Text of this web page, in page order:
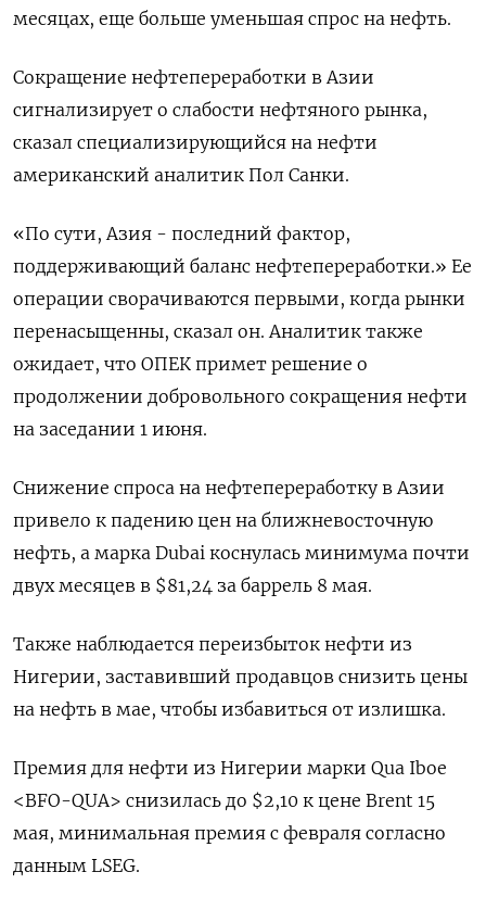
месяцах, еще больше уменьшая спрос на нефть.
Сокращение нефтепереработки в Азии
сигнализирует о слабости нефтяного рынка,
сказал специализирующийся на нефти
американский аналитик Пол Санки.
«По сути, Азия - последний фактор,
поддерживающий баланс нефтепереработки.» Ее
операции сворачиваются первыми, когда рынки
перенасыщенны, сказал он. Аналитик также
ожидает, что ОПЕК примет решение о
продолжении добровольного сокращения нефти
на заседании 1 июня.
Снижение спроса на нефтепереработку в Азии
привело к падению цен на ближневосточную
нефть, а марка Dubai коснулась минимума почти
двух месяцев в $81,24 за баррель 8 мая.
Также наблюдается переизбыток нефти из
Нигерии, заставивший продавцов снизить цены
на нефть в мае, чтобы избавиться от излишка.
Премия для нефти из Нигерии марки Qua Iboe
<BFO-QUA> снизилась до $2,10 к цене Brent 15
мая, минимальная премия с февраля согласно
данным LSEG.